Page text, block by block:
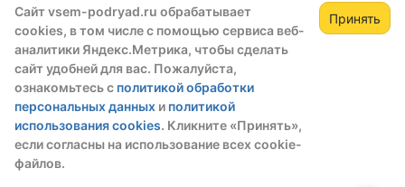
Сайт vsem-podryad.ru обрабатывает
cookies, в том числе с помощью сервиса веб-
аналитики Яндекс.Метрика, чтобы сделать
сайт удобней для вас. Пожалуйста,
ознакомьтесь с политикой обработки
персональных данных и политикой
использования cookies. Кликните «Принять»,
если согласны на использование всех cookie-
файлов.
Принять
Работы бетонные и железобетонные
ИП Абдурахимов Фарход Газибекович
Тип закупки: 44-ФЗ
Победитель выбран: 30.06.2023
Закупка
Зарегистрируйтесь,
чтобы открыть сведения о закупке
скрытые данные станут доступны после
регистрации или входа в профиль
Зарегистрироваться Войти